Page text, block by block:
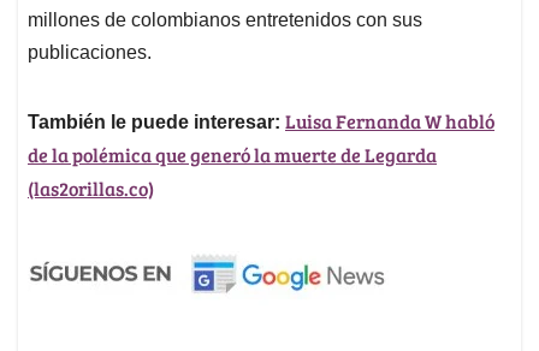
millones de colombianos entretenidos con sus
publicaciones.
También le puede interesar: Luisa Fernanda W habló
de la polémica que generó la muerte de Legarda
(las2orillas.co)